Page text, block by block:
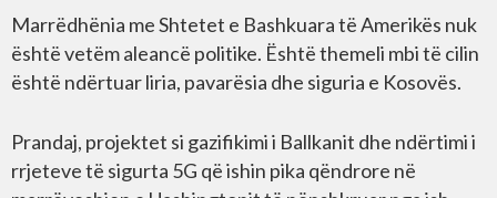
Marrëdhënia me Shtetet e Bashkuara të Amerikës nuk
është vetëm aleancë politike. Është themeli mbi të cilin
është ndërtuar liria, pavarësia dhe siguria e Kosovës.
Prandaj, projektet si gazifikimi i Ballkanit dhe ndërtimi i
rrjeteve të sigurta 5G që ishin pika qëndrore në